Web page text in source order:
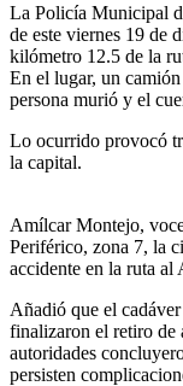
La Policía Municipal
de este viernes 19 de
kilómetro 12.5 de la
En el lugar, un
persona murió y el
Lo ocurrido provocó
la capital.
Amílcar Montejo,
Periférico, zona 7, la
accidente en la ruta al
Añadió que el
finalizaron el retiro de
autoridades
persisten